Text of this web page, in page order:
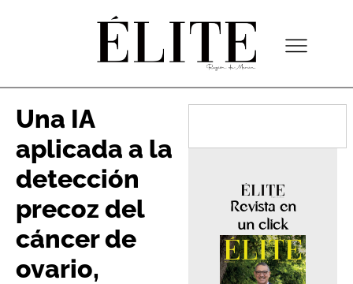
Una IA
aplicada a la
detección
precoz del
cáncer de
ovario,
Revista en
un click